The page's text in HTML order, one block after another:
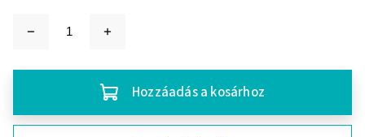
Hozzáadás a kosárhoz